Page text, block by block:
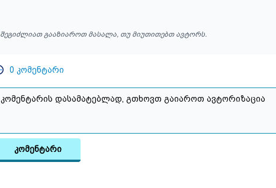
შეგიძლიათ გააზიაროთ მასალა, თუ მიუთითებთ ავტორს.
0 კომენტარი
კომენტარი